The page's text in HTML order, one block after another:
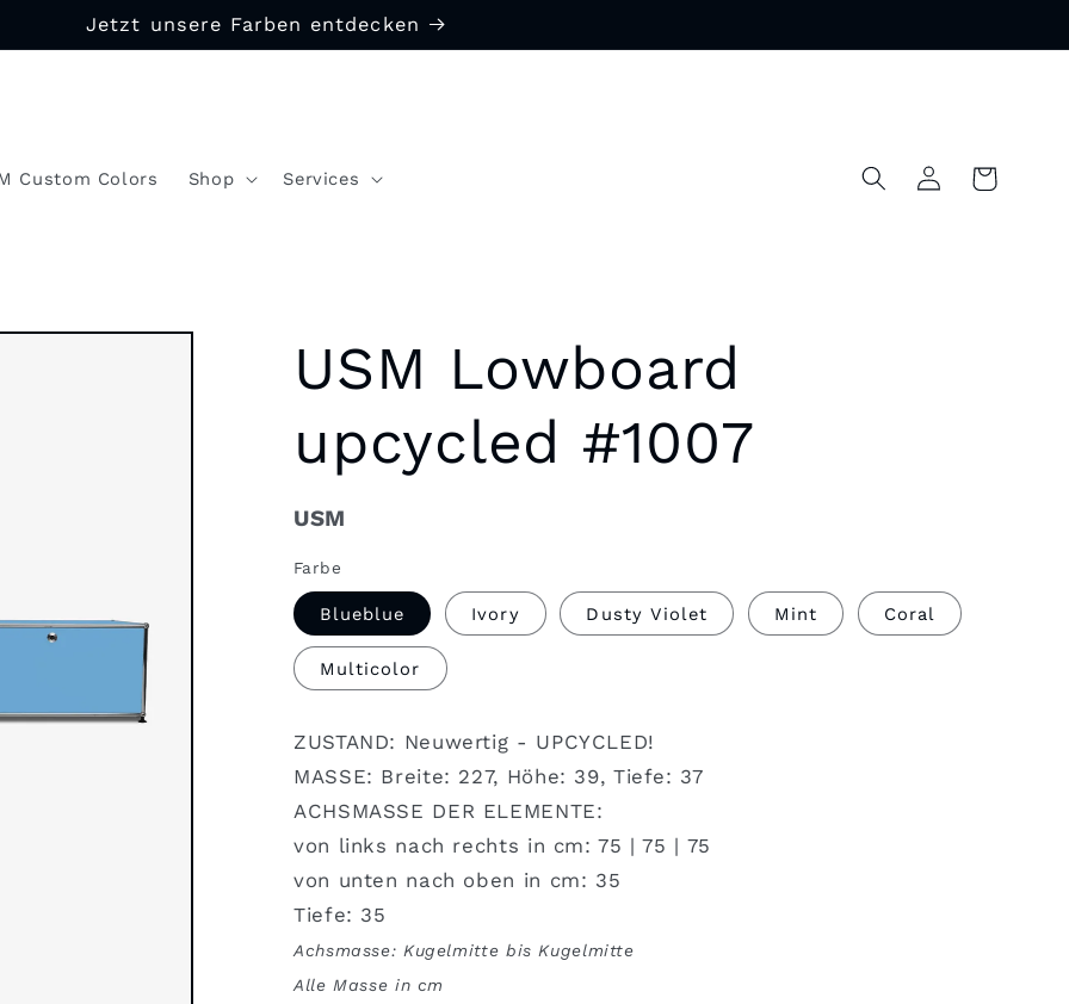
Jetzt unsere Farben entdecken
Custom Colors Shop Services EinloggenWarenkorb
USM Lowboard
upcycled #1007
USM
Farbe
Blueblue Ivory Dusty Violet Mint Coral
Multicolor
ZUSTAND: Neuwertig - UPCYCLED!
MASSE: Breite: 227, Höhe: 39, Tiefe: 37
ACHSMASSE DER ELEMENTE:
von links nach rechts in cm: 75 | 75 | 75
von unten nach oben in cm: 35
Tiefe: 35
Achsmasse: Kugelmitte bis Kugelmitte
Alle Masse in cm